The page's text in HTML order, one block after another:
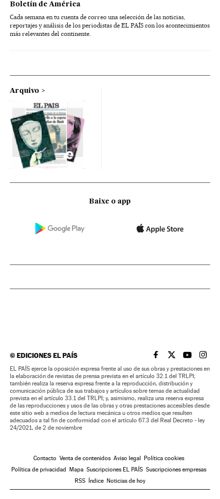
Boletín de América
Cada semana en tu cuenta de correo una selección de las noticias,
reportajes y análisis de los periodistas de EL PAÍS con los acontecimientos
más relevantes del continente.
Arquivo
Baixe o app
©EDICIONES EL PAÍS EL PAÍS BRASIL EN
EL PAÍSEL PAÍS
EL
EL PAÍS ejerce la oposición expresa frente al uso de sus obras y prestaciones en
la elaboración de revistas de prensa prevista en el artículo 32.1 del TRLPI;
también realiza la reserva expresa frente a la reproducción, distribución y
comunicación pública de sus trabajos y artículos sobre temas de actualidad
prevista en el artículo 33.1 del TRLPI; y, asimismo, realiza una reserva expresa
de las reproducciones y usos de las obras y otras prestaciones accesibles desde
este sitio web a medios de lectura mecánica u otros medios que resulten
adecuados a tal fin de conformidad con el artículo 67.3 del Real Decreto - ley
24/2021, de 2 de noviembre
Contacto Venta de contenidos Aviso legal
Política cookies
Política de privacidad
Mapa Suscripciones EL PAÍS Suscripciones empresas
RSS
Índice Noticias de hoy